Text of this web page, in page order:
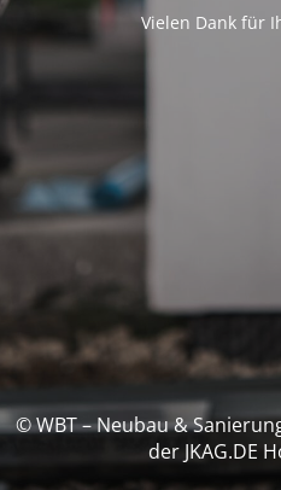
Vielen Dank für
© WBT – Neubau &
der JKAG.DE